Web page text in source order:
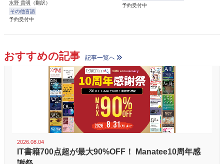
水野 貴明 （翻訳）
その他言語
予約受付中
予約受付中
おすすめの記事 記事一覧へ
2026.08.04
IT書籍700点超が最大90%OFF！ Manatee10周年感